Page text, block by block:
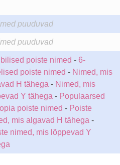
puuduvad
puuduvad
poiste nimed - 6-
poiste nimed - Nimed, mis
H tähega - Nimed, mis
Y tähega - Populaarsed
poiste nimed - Poiste
mis algavad H tähega -
nimed, mis lõppevad Y